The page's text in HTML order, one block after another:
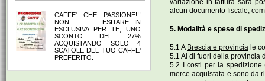
CAFFE' CHE PASSIONE!!!
NON ESITARE...IN
ESCLUSIVA PER TE, UNO
SCONTO DEL 27%
ACQUISTANDO SOLO 4
SCATOLE DEL TUO CAFFE'
PREFERITO.
alcun documento fiscale,
5. Modalità e spese di
5.1 A Brescia e provincia le
5.1 Al di fuori della provincia
5.2 I costi per la spedizione
merce acquistata e sono da